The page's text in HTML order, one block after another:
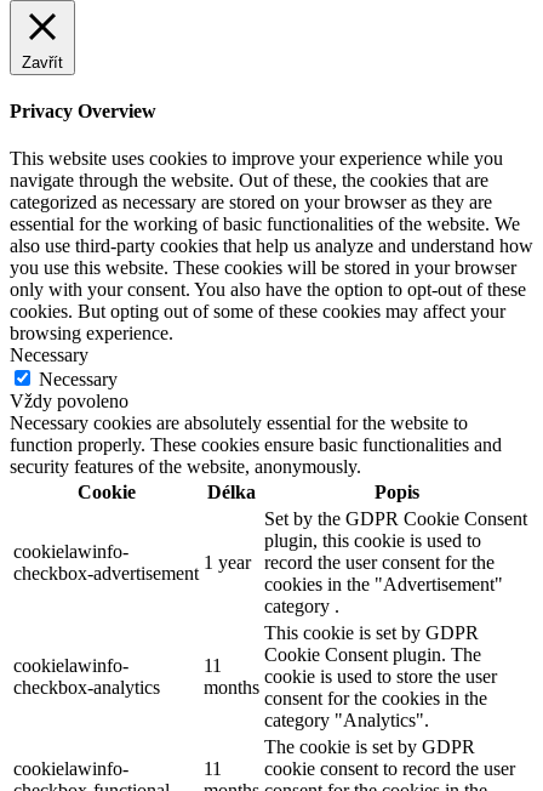
Zavřít
Privacy Overview
This website uses cookies to improve your experience while you
navigate through the website. Out of these, the cookies that are
categorized as necessary are stored on your browser as they are
essential for the working of basic functionalities of the website. We
also use third-party cookies that help us analyze and understand how
you use this website. These cookies will be stored in your browser
only with your consent. You also have the option to opt-out of these
cookies. But opting out of some of these cookies may affect your
browsing experience.
Necessary
Necessary
Vždy povoleno
Necessary cookies are absolutely essential for the website to
function properly. These cookies ensure basic functionalities and
security features of the website, anonymously.
Cookie
Délka Popis
cookielawinfo-
checkbox-advertisement
1 year
Set by the GDPR Cookie Consent
plugin, this cookie is used to
record the user consent for the
cookies in the "Advertisement"
category .
cookielawinfo-
checkbox-analytics
11
months
This cookie is set by GDPR
Cookie Consent plugin. The
cookie is used to store the user
consent for the cookies in the
category "Analytics".
cookielawinfo-
11
The cookie is set by GDPR
cookie consent to record the user